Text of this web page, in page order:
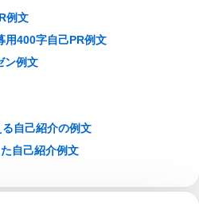
例文
用400字自己PR例文
ン例文
自己紹介の例文
自己紹介例文